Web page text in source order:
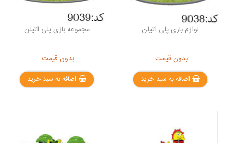
لوازم بازی پلی اتیلن
بدون قیمت
اضافه به سبد خرید
مجموعه بازی پلی اتیلن
بدون قیمت
اضافه به سبد خرید